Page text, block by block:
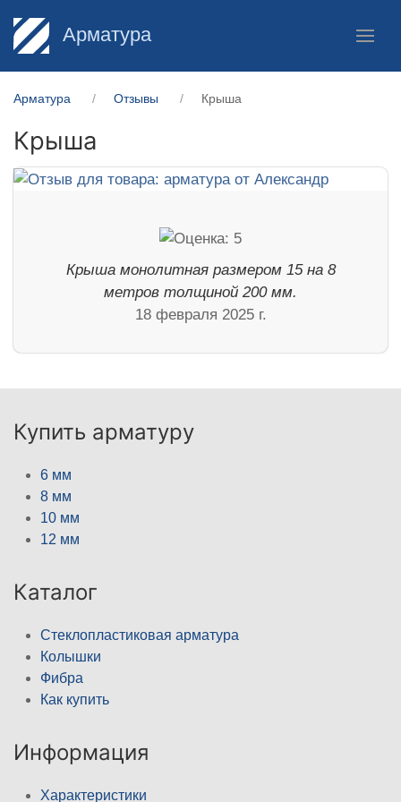
Арматура
Арматура Отзывы Крыша
Крыша
Крыша монолитная размером 15 на 8
метров толщиной 200 мм.
18 февраля 2025 г.
Купить арматуру
6 мм
8 мм
10 мм
12 мм
Каталог
Стеклопластиковая арматура
Колышки
Фибра
Как купить
Информация
Характеристики